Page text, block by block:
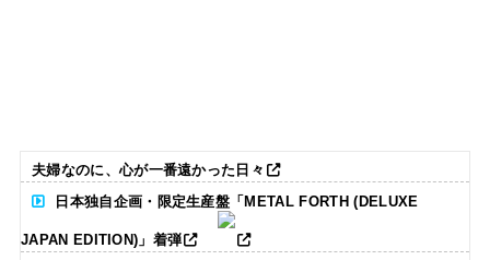
夫婦なのに、心が一番遠かった日々
日本独自企画・限定生産盤「METAL FORTH (DELUXE
JAPAN EDITION)」着弾